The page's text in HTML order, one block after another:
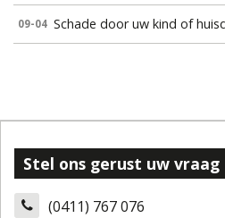
09-04 Schade door uw kind of
Stel ons gerust uw vraag
(0411) 767 076